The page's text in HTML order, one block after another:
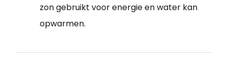
zon gebruikt voor energie en water kan
opwarmen.